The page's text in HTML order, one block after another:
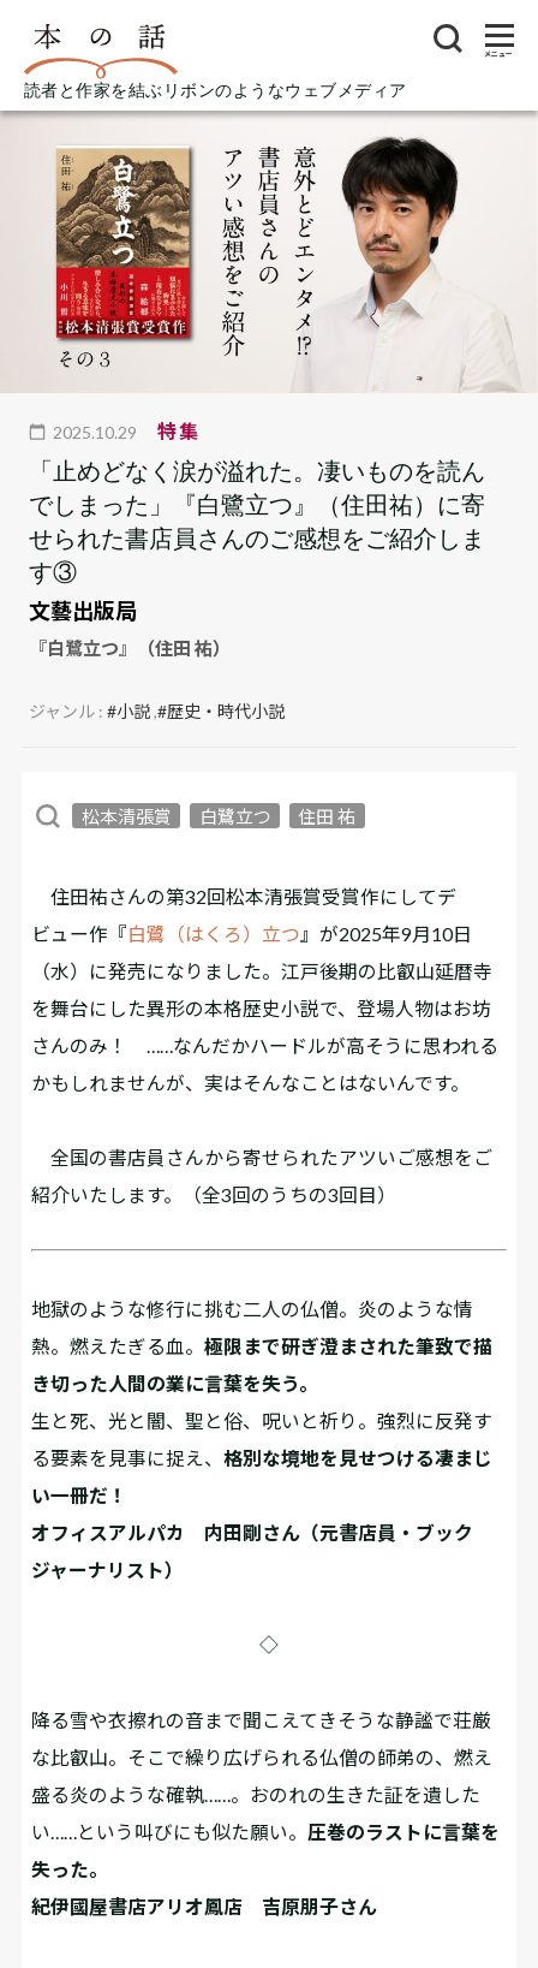
読者と作家を結ぶリボンのようなウェブメディア
メニュー
2025.10.29 特集
「止めどなく涙が溢れた。凄いものを読ん
でしまった」『白鷺立つ』（住田祐）に寄
せられた書店員さんのご感想をご紹介しま
す③
文藝出版局
『白鷺立つ』（住田 祐）
ジャンル :#小説,#歴史・時代小説
松本清張賞 白鷺立つ 住田 祐
住田祐さんの第32回松本清張賞受賞作にしてデ
ビュー作『白鷺（はくろ）立つ 』が2025年9月10日
（水）に発売になりました。江戸後期の比叡山延暦寺
を舞台にした異形の本格歴史小説で、登場人物はお坊
さんのみ！ ……なんだかハードルが高そうに思われる
かもしれませんが、実はそんなことはないんです。
全国の書店員さんから寄せられたアツいご感想をご
紹介いたします。（全3回のうちの3回目）
地獄のような修行に挑む二人の仏僧。炎のような情
熱。燃えたぎる血。極限まで研ぎ澄まされた筆致で描
き切った人間の業に言葉を失う。
生と死、光と闇、聖と俗、呪いと祈り。強烈に反発す
る要素を見事に捉え、格別な境地を見せつける凄まじ
い一冊だ！
オフィスアルパカ 内田剛さん（元書店員・ブック
ジャーナリスト）
◇
降る雪や衣擦れの音まで聞こえてきそうな静謐で荘厳
な比叡山。そこで繰り広げられる仏僧の師弟の、燃え
盛る炎のような確執……。おのれの生きた証を遺した
い……という叫びにも似た願い。 圧巻のラストに言葉を
失った。
紀伊國屋書店アリオ鳳店 吉原朋子さん